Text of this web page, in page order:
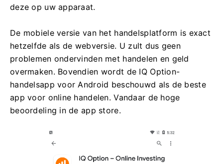
deze op uw apparaat.
De mobiele versie van het handelsplatform is exact
hetzelfde als de webversie. U zult dus geen
problemen ondervinden met handelen en geld
overmaken. Bovendien wordt de IQ Option-
handelsapp voor Android beschouwd als de beste
app voor online handelen. Vandaar de hoge
beoordeling in de app store.